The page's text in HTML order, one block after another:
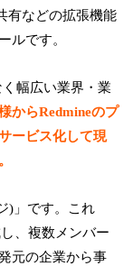
有などの拡張機能
ルです。
幅広い業界・業
からRedmineのプ
ービス化して現
)」です。これ
、複数メンバー
元の企業から事